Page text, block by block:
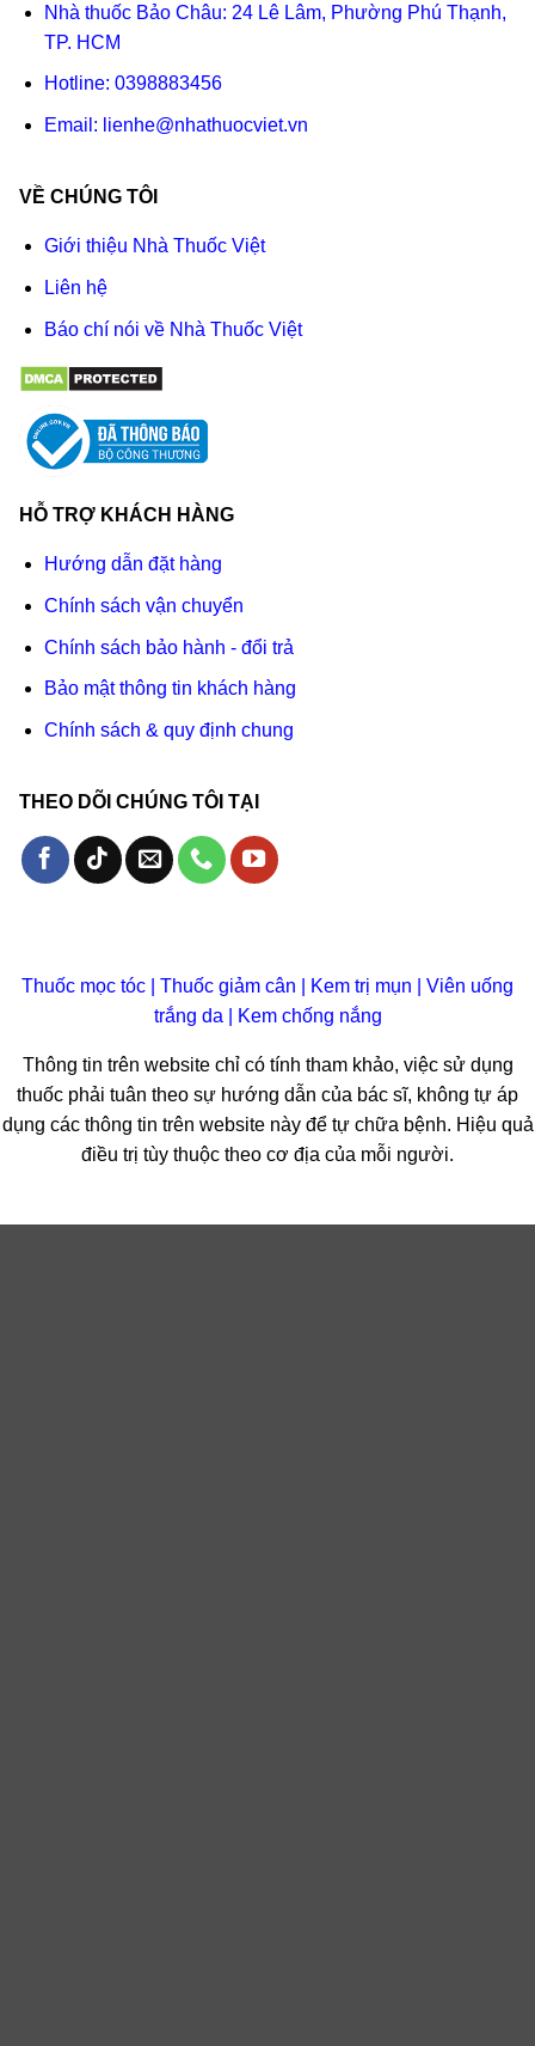
Nhà thuốc Bảo Châu: 24 Lê Lâm, Phường Phú Thạnh,
TP. HCM
Hotline: 0398883456
Email: lienhe@nhathuocviet.vn
VỀ CHÚNG TÔI
Giới thiệu Nhà Thuốc Việt
Liên hệ
Báo chí nói về Nhà Thuốc Việt
HỖ TRỢ KHÁCH HÀNG
Hướng dẫn đặt hàng
Chính sách vận chuyển
Chính sách bảo hành - đổi trả
Bảo mật thông tin khách hàng
Chính sách & quy định chung
THEO DÕI CHÚNG TÔI TẠI
Thuốc mọc tóc Thuốc giảm cân Kem trị mụn
Viên uống
trắng da
Kem chống nắng
Thông tin trên website chỉ có tính tham khảo, việc sử dụng
thuốc phải tuân theo sự hướng dẫn của bác sĩ, không tự áp
dụng các thông tin trên website này để tự chữa bệnh. Hiệu quả
điều trị tùy thuộc theo cơ địa của mỗi người.